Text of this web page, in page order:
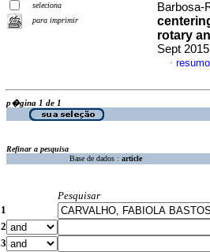
seleciona
para imprimir
Barbosa-
rotary
Sept
·
p�gina 1 de 1
Refinar a pesquisa
Base de dados : article
Pesquisar
1
2
3